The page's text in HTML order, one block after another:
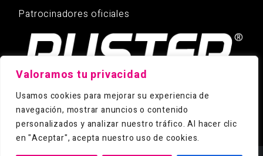
Valoramos tu privacidad
Usamos cookies para mejorar su experiencia de
navegación, mostrar anuncios o contenido
personalizados y analizar nuestro tráfico. Al hacer clic
en "Aceptar", acepta nuestro uso de cookies.
Patrocinadores oficiales